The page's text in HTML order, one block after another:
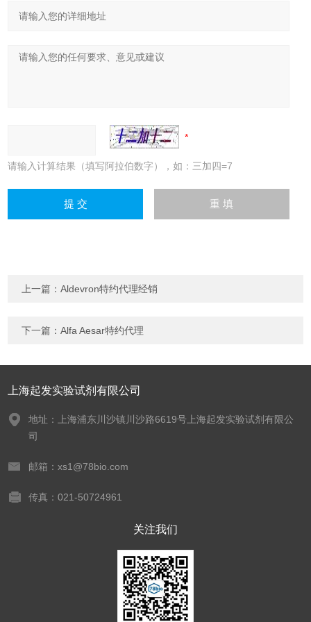
请输入计算结果（填写阿拉伯数字），如：三加四=7
上一篇：Aldevron特约代理经销
下一篇：Alfa Aesar特约代理
上海起发实验试剂有限公司
地址：上海浦东川沙镇川沙路6619号上海起发实验试剂有限公
司
邮箱：xs1@78bio.com
传真：021-50724961
关注我们